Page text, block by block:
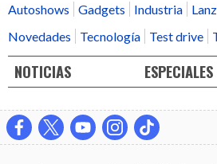
Autoshows
Gadgets Industria
Novedades
Tecnología Test drive
NOTICIAS ESPECIALES